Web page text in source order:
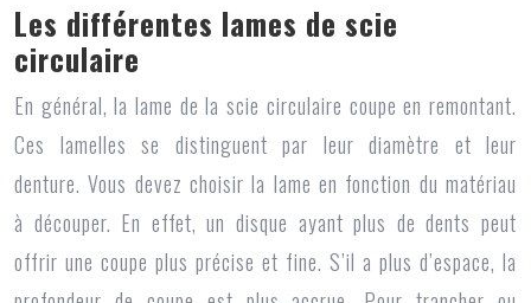
Les différentes lames de scie
circulaire
En général, la lame de lascie circulaire coupe en remontant.
Ces lamelles se distinguent par leur diamètre et leur
denture. Vous devez choisir la lame en fonction du matériau
à découper. En effet, un disque ayant plus de dents peut
offrir une coupe plus précise et fine. S’il a plus d’espace, la